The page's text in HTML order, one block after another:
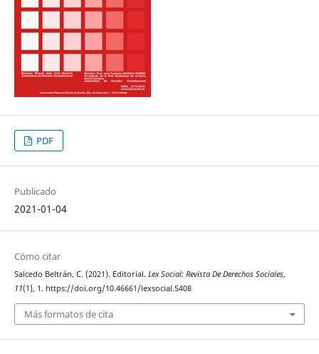
PDF
Publicado
2021-01-04
Cómo citar
Salcedo Beltrán, C. (2021). Editorial. Lex Social: Revista De Derechos Sociales,
11(1), 1. https://doi.org/10.46661/lexsocial.5408
Más formatos de cita